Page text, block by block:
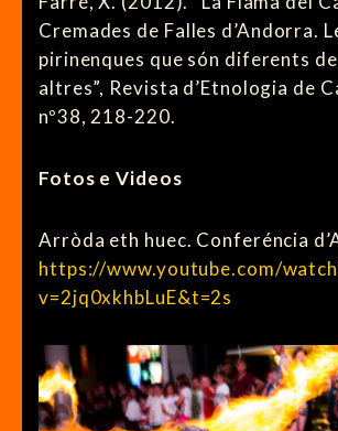
Cremades de Falles d’Andorra.
pirinenques que són diferents
altres”, Revista d’Etnologia de
nº38, 218-220.
Fotos e Videos
Arròda eth huec. Conferéncia
https://www.youtube.com/
v=2jq0xkhbLuE&t=2s